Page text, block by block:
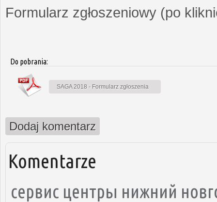
Formularz zgłoszeniowy (po
Do pobrania:
SAGA 2018 - Formularz zgłoszenia
Dodaj komentarz
Komentarze
сервис центры нижний